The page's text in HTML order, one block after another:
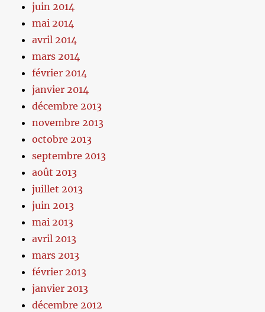
juin 2014
mai 2014
avril 2014
mars 2014
février 2014
janvier 2014
décembre 2013
novembre 2013
octobre 2013
septembre 2013
août 2013
juillet 2013
juin 2013
mai 2013
avril 2013
mars 2013
février 2013
janvier 2013
décembre 2012